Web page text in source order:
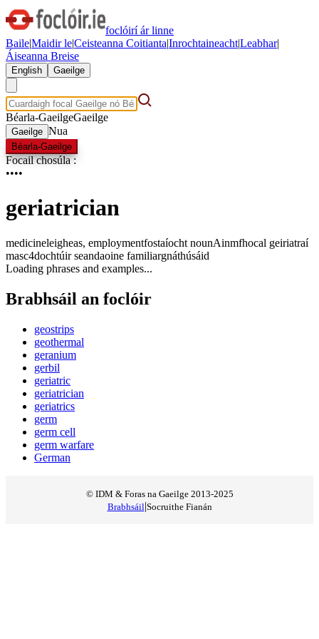
foclóirí ár linne
Baile|Maidir le|Ceisteanna Coitianta|Inrochtaineacht|Leabhar|
Áiseanna Breise
English Gaeilge
Béarla-GaeilgeGaeilge
Gaeilge Nua
Béarla-Gaeilge
Focail chosúla:
••••
geriatrician
medicineleigheas, employmentfostaíocht nounAinmfhocal geiriatraí
masc4dochtúir seandaoine familiargnáthúsáid
Loading phrases and examples...
Brabhsáil an foclóir
geostrips
geothermal
geranium
gerbil
geriatric
geriatrician
geriatrics
germ
germ cell
germ warfare
German
© IDM & Foras na Gaeilge 2013-2025
Brabhsáil|Socruithe Fianán